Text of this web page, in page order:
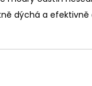
dýchá a